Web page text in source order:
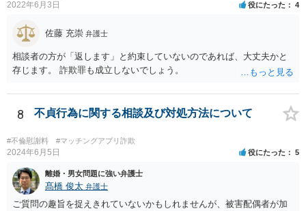
2022年6月3日 役にたった 4
佐藤 充崇 弁護士
相談者の方が「返します」と約束していないのであれば、大丈夫かと
存じます。 詐欺罪も成立しないでしょう。
8 不貞行為に関する相談及び対処方法について
#不倫慰謝料 #マッチングアプリ詐欺
2024年6月5日 役にたった 5
離婚・男女問題に強い弁護士
髙橋 俊太 弁護士
ご質問の趣旨を捉えきれていないかもしれませんが、被害配偶者が加